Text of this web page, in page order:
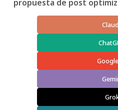
propuesta de post